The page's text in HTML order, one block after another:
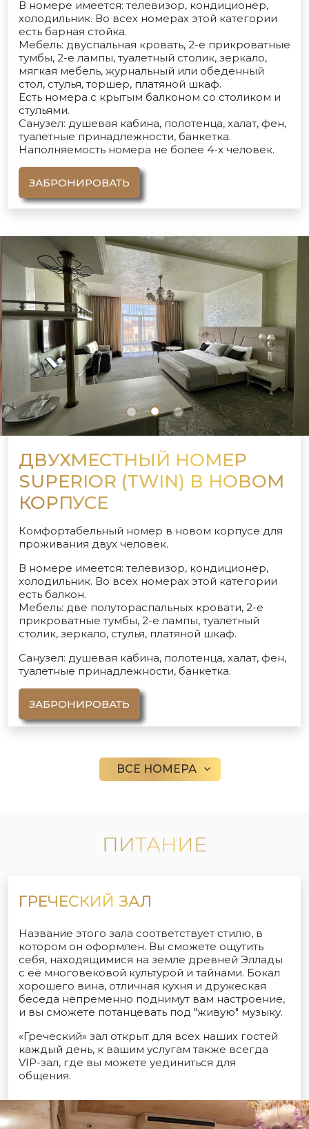
В номере имеется: телевизор, кондиционер,
холодильник. Во всех номерах этой категории
есть барная стойка.
Мебель: двуспальная кровать, 2-е прикроватные
тумбы, 2-е лампы, туалетный столик, зеркало,
мягкая мебель, журнальный или обеденный
стол, стулья, торшер, платяной шкаф.
Есть номера с крытым балконом со столиком и
стульями.
Санузел: душевая кабина, полотенца, халат, фен,
туалетные принадлежности, банкетка.
Наполняемость номера не более 4-х человек.
ЗАБРОНИРОВАТЬ
ДВУХМЕСТНЫЙ НОМЕР
SUPERIOR (TWIN) В НОВОМ
КОРПУСЕ
Комфортабельный номер в новом корпусе для
проживания двух человек.
В номере имеется: телевизор, кондиционер,
холодильник. Во всех номерах этой категории
есть балкон.
Мебель: две полутораспальных кровати, 2-е
прикроватные тумбы, 2-е лампы, туалетный
столик, зеркало, стулья, платяной шкаф.
Санузел: душевая кабина, полотенца, халат, фен,
туалетные принадлежности, банкетка.
ЗАБРОНИРОВАТЬ
ВСЕ НОМЕРА
ПИТАНИЕ
ГРЕЧЕСКИЙ ЗАЛ
Название этого зала соответствует стилю, в
котором он оформлен. Вы сможете ощутить
себя, находящимися на земле древней Эллады
с её многовековой культурой и тайнами. Бокал
хорошего вина, отличная кухня и дружеская
беседа непременно поднимут вам настроение,
и вы сможете потанцевать под "живую" музыку.
«Греческий» зал открыт для всех наших гостей
каждый день, к вашим услугам также всегда
VIP-зал, где вы можете уединиться для
общения.